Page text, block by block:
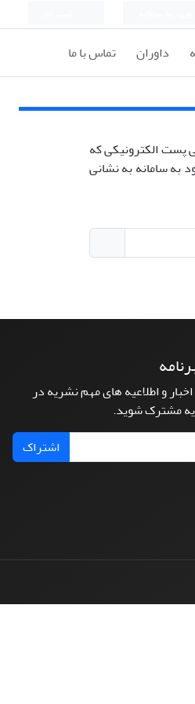
داوران تماس با ما
پست الکترونیکی که
به سامانه به نشانی
و اطلاعیه های مهم نشریه در
مشترک شوید.
اشتراک